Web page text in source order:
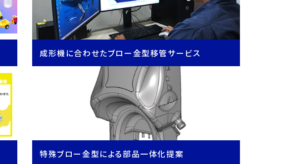
成形機に合わせたブロー金型移管サービス
特殊ブロー金型による部品一体化提案